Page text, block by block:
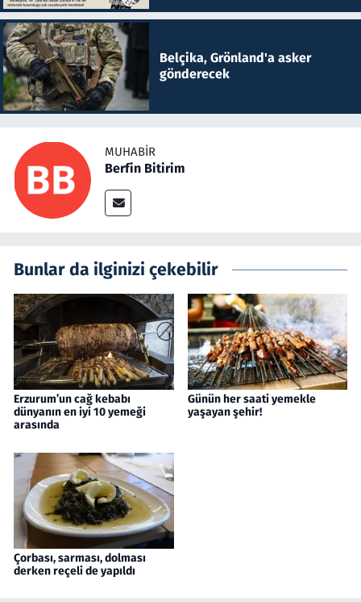
Belçika, Grönland'a asker
gönderecek
MUHABIR
Berfin Bitirim
Bunlar da ilginizi çekebilir
Erzurum’un cağ kebabı
dünyanın en iyi 10 yemeği
arasında
Günün her saati yemekle
yaşayan şehir!
Çorbası, sarması, dolması
derken reçeli de yapıldı